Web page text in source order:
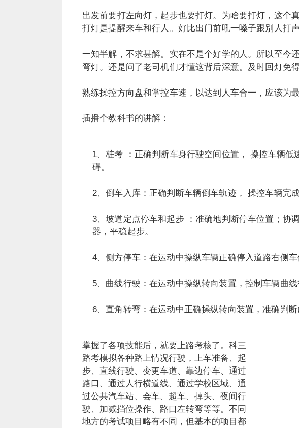
出发前要打左向灯，起步也要打灯。为啥要打灯，这个
打灯是提醒来车和行人。好比出门前吼一嗓子跟别人打
一知半解，不求甚解。实在不是个好学的人。所以至今
弯灯。还是问了老司机们才懂这背后深意。及时回灯免
熟练操控方向盘和掌控车速，以达到人车合一，应该为最
插播个教科书的讲解：
1、桩考 ：正确判断车身行驶空间位置， 操控车辆低
碍。
2、倒车入库：正确判断车辆倒车轨迹， 操控车辆完成
3、坡道定点停车和起步 ：准确地判断停车位置；协
器，平稳起步。
4、侧方停车：在运动中操纵车辆正确停入道路右侧车
5、曲线行驶：在运动中操纵转向装置，控制车辆曲线
6、直角转弯：在运动中正确操纵转向装置，准确判断
掌握了各项技能后，就要上路考核了。科三
路考模拟各种路上情况行驶，上车准备、起
步、直线行驶、变更车道、靠边停车、通过
路口、通过人行横道线、通过学校区域、通
过公共汽车站、会车、超车、掉头、夜间行
驶、加减挡位操作、路口左转弯等等。不同
地方的考试项目略有不同，但基本的项目都